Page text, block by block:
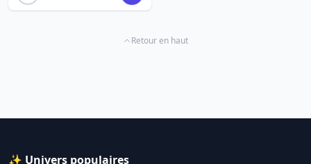
Retour en haut
✨ Univers populaires